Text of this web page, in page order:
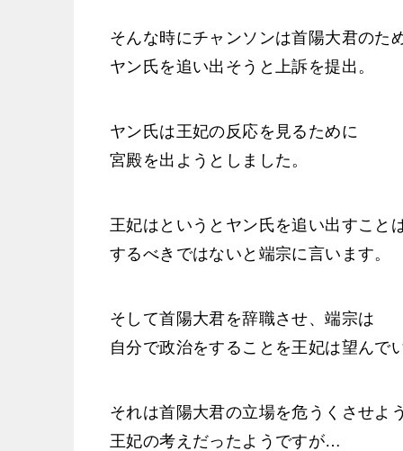
そんな時にチャンソンは首陽大君のた
ヤン氏を追い出そうと上訴を提出。
ヤン氏は王妃の反応を見るために
宮殿を出ようとしました。
王妃はというとヤン氏を追い出すこと
するべきではないと端宗に言います。
そして首陽大君を辞職させ、端宗は
自分で政治をすることを王妃は望んで
それは首陽大君の立場を危うくさせよ
王妃の考えだったようですが…